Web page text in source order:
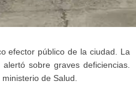
efector público de la ciudad. La
sobre graves deficiencias.
de Salud.